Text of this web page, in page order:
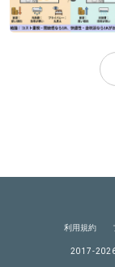
利用規約
2017-